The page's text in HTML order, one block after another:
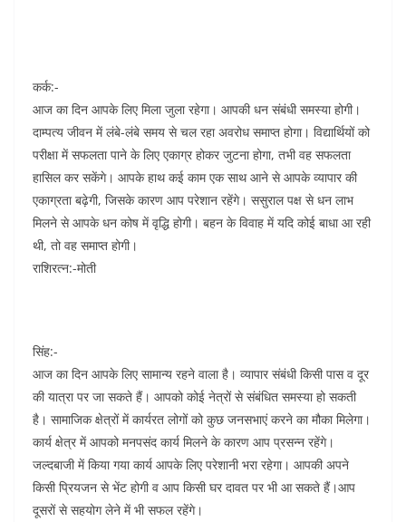
कर्क:-
आज का दिन आपके लिए मिला जुला रहेगा। आपकी धन संबंधी समस्या होगी।
दाम्पत्य जीवन में लंबे-लंबे समय से चल रहा अवरोध समाप्त होगा। विद्यार्थियों को
परीक्षा में सफलता पाने के लिए एकाग्र होकर जुटना होगा, तभी वह सफलता
हासिल कर सकेंगे। आपके हाथ कई काम एक साथ आने से आपके व्यापार की
एकाग्रता बढ़ेगी, जिसके कारण आप परेशान रहेंगे। ससुराल पक्ष से धन लाभ
मिलने से आपके धन कोष में वृद्धि होगी। बहन के विवाह में यदि कोई बाधा आ रही
थी, तो वह समाप्त होगी।
राशिरत्न:-मोती
सिंह:-
आज का दिन आपके लिए सामान्य रहने वाला है। व्यापार संबंधी किसी पास व दूर
की यात्रा पर जा सकते हैं। आपको कोई नेत्रों से संबंधित समस्या हो सकती
है। सामाजिक क्षेत्रों में कार्यरत लोगों को कुछ जनसभाएं करने का मौका मिलेगा।
कार्य क्षेत्र में आपको मनपसंद कार्य मिलने के कारण आप प्रसन्न रहेंगे।
जल्दबाजी में किया गया कार्य आपके लिए परेशानी भरा रहेगा। आपकी अपने
किसी प्रियजन से भेंट होगी व आप किसी घर दावत पर भी आ सकते हैं।आप
दूसरों से सहयोग लेने में भी सफल रहेंगे।